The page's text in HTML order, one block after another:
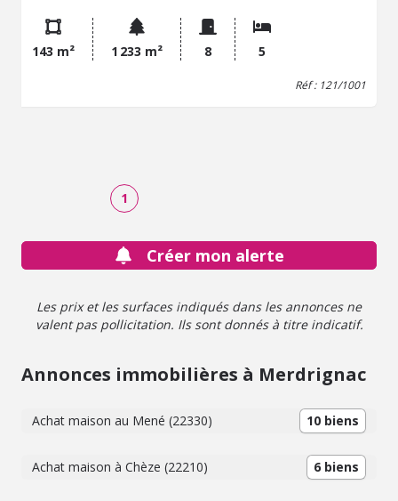
Classe énergie : F - Classe climat : C - Logement à
consommation énergétique excessive : classe F => au
1/01/2028 si vente ou location : Obligation niveau de
performance compris entre A et E - Montant estimé des
143 m² 1 233 m² 8 5
Réf : 121/1001
1
Créer mon alerte
Les prix et les surfaces indiqués dans les annonces ne
valent pas pollicitation. Ils sont donnés à titre indicatif.
Annonces immobilières à Merdrignac
Achat maison au Mené (22330) 10 biens
Achat maison à Chèze (22210) 6 biens